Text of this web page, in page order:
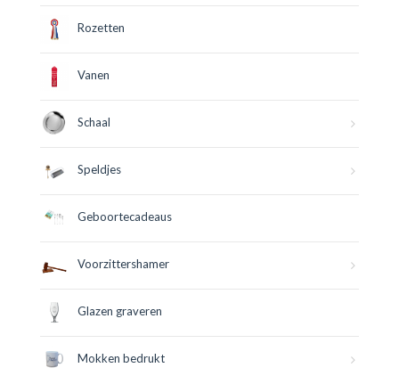
Rozetten
Vanen
Schaal
Speldjes
Geboortecadeaus
Voorzittershamer
Glazen graveren
Mokken bedrukt